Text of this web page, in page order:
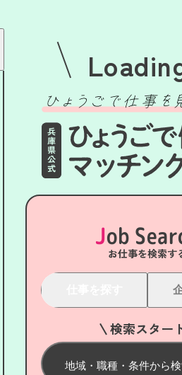
Job
お仕事を検索す
検索スター
地域・職種・条件から